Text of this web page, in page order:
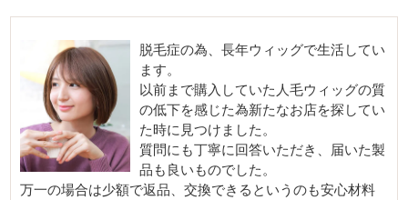
脱毛症の為、長年ウィッグで生活してい
ます。
以前まで購入していた人毛ウィッグの質
の低下を感じた為新たなお店を探してい
た時に見つけました。
質問にも丁寧に回答いただき、届いた製
品も良いものでした。
万一の場合は少額で返品、交換できるというのも安心材料